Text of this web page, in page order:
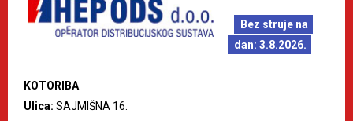
Bez struje na
dan: 3.8.2026.
KOTORIBA
Ulica: SAJMIŠNA 16.